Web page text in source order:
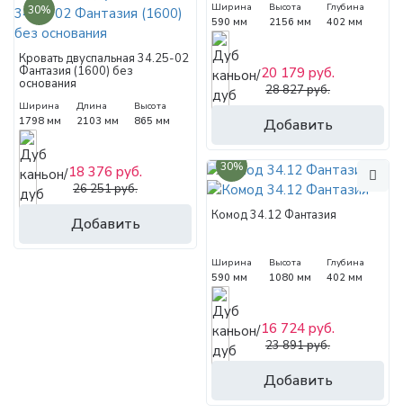
30%
Кровать двуспальная 34.25-02
Фантазия (1600) без
основания
Ширина
1798 мм
Длина
2103 мм
Высота
865 мм
Добавить
18 376 руб.
26 251 руб.
Ширина
590 мм
Высота
2156 мм
Глубина
402 мм
Добавить
20 179 руб.
28 827 руб.
30%
Комод 34.12 Фантазия
Ширина
590 мм
Высота
1080 мм
Глубина
402 мм
Добавить
16 724 руб.
23 891 руб.